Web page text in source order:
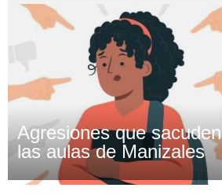
Agresiones que sacuden
las aulas de Manizales